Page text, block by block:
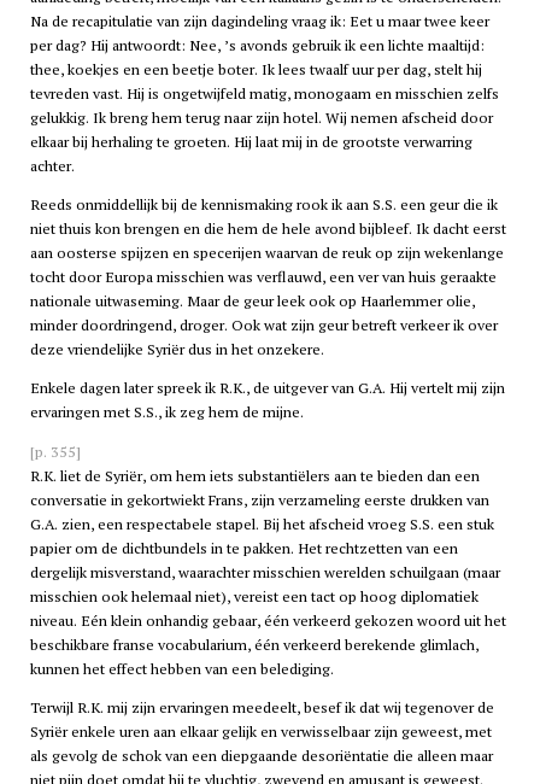
Na de recapitulatie van zijn dagindeling vraag ik: Eet u maar twee keer
per dag? Hij antwoordt: Nee, ’s avonds gebruik ik een lichte maaltijd:
thee, koekjes en een beetje boter. Ik lees twaalf uur per dag, stelt hij
tevreden vast. Hij is ongetwijfeld matig, monogaam en misschien zelfs
gelukkig. Ik breng hem terug naar zijn hotel. Wij nemen afscheid door
elkaar bij herhaling te groeten. Hij laat mij in de grootste verwarring
achter.
Reeds onmiddellijk bij de kennismaking rook ik aan S.S. een geur die ik
niet thuis kon brengen en die hem de hele avond bijbleef. Ik dacht eerst
aan oosterse spijzen en specerijen waarvan de reuk op zijn wekenlange
tocht door Europa misschien was verflauwd, een ver van huis geraakte
nationale uitwaseming. Maar de geur leek ook op Haarlemmer olie,
minder doordringend, droger. Ook wat zijn geur betreft verkeer ik over
deze vriendelijke Syriër dus in het onzekere.
Enkele dagen later spreek ik R.K., de uitgever van G.A. Hij vertelt mij zijn
ervaringen met S.S., ik zeg hem de mijne.
[p. 355]
R.K. liet de Syriër, om hem iets substantiëlers aan te bieden dan een
conversatie in gekortwiekt Frans, zijn verzameling eerste drukken van
G.A. zien, een respectabele stapel. Bij het afscheid vroeg S.S. een stuk
papier om de dichtbundels in te pakken. Het rechtzetten van een
dergelijk misverstand, waarachter misschien werelden schuilgaan (maar
misschien ook helemaal niet), vereist een tact op hoog diplomatiek
niveau. Eén klein onhandig gebaar, één verkeerd gekozen woord uit het
beschikbare franse vocabularium, één verkeerd berekende glimlach,
kunnen het effect hebben van een belediging.
Terwijl R.K. mij zijn ervaringen meedeelt, besef ik dat wij tegenover de
Syriër enkele uren aan elkaar gelijk en verwisselbaar zijn geweest, met
als gevolg de schok van een diepgaande desoriëntatie die alleen maar
niet pijn doet omdat hij te vluchtig, zwevend en amusant is geweest.